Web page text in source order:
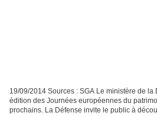
19/09/2014 Sources : SGA Le ministère de
édition des Journées européennes du
prochains. La Défense invite le public à